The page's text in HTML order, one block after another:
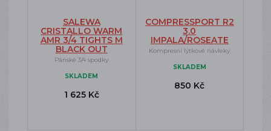
SALEWA
CRISTALLO WARM
AMR 3/4 TIGHTS M
BLACK OUT
Pánské 3/4 spodky
SKLADEM
1 625 Kč
COMPRESSPORT R2
3.0
IMPALA/ROSEATE
Kompresní lýtkové návleky
SKLADEM
850 Kč